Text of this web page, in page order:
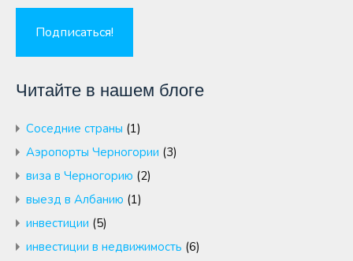
Читайте в нашем блоге
Cоседние страны (1)
Аэропорты Черногории (3)
виза в Черногорию (2)
выезд в Албанию (1)
инвестиции (5)
инвестиции в недвижимость (6)